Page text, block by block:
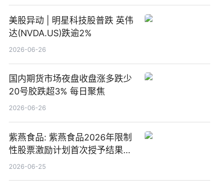
美股异动 | 明星科技股普跌 英伟
达(NVDA.US)跌逾2%
2026-06-26
国内期货市场夜盘收盘涨多跌少
20号胶跌超3% 每日聚焦
2026-06-26
紫燕食品: 紫燕食品2026年限制
性股票激励计划首次授予结果公
告-微资讯
2026-06-25